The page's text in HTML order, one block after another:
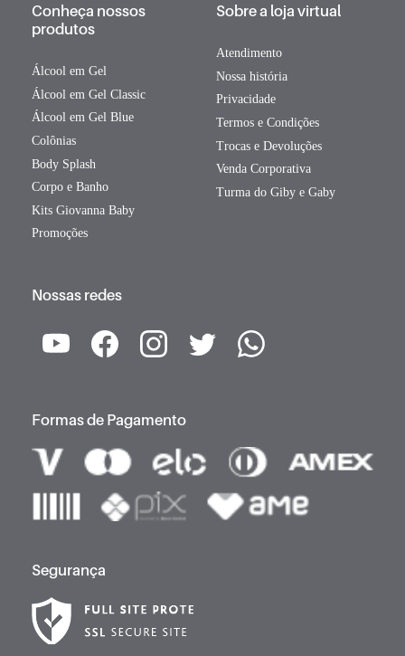
Conheça nossos
produtos
Álcool em Gel
Álcool em Gel Classic
Álcool em Gel Blue
Colônias
Body Splash
Corpo e Banho
Kits Giovanna Baby
Promoções
Sobre a loja virtual
Atendimento
Nossa história
Privacidade
Termos e Condições
Trocas e Devoluções
Venda Corporativa
Turma do Giby e Gaby
Nossas redes
Formas de Pagamento
Segurança